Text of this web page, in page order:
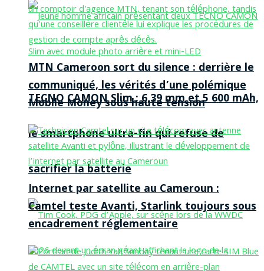
TECNO CAMON Slim : 6,39 mm et 5 600 mAh,
le smartphone ultra-fin qui refuse de
sacrifier la batterie
MTN Cameroon sort du silence : derrière le
communiqué, les vérités d’une polémique
Mobile Money sous haute tension
Internet par satellite au Cameroun :
Camtel teste Avanti, Starlink toujours sous
encadrement réglementaire